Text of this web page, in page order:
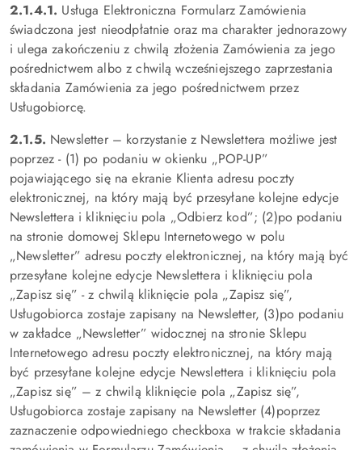
2.1.4.1. Usługa Elektroniczna Formularz Zamówienia
świadczona jest nieodpłatnie oraz ma charakter jednorazowy
i ulega zakończeniu z chwilą złożenia Zamówienia za jego
pośrednictwem albo z chwilą wcześniejszego zaprzestania
składania Zamówienia za jego pośrednictwem przez
Usługobiorcę.
2.1.5. Newsletter – korzystanie z Newslettera możliwe jest
poprzez - (1) po podaniu w okienku „POP-UP”
pojawiającego się na ekranie Klienta adresu poczty
elektronicznej, na który mają być przesyłane kolejne edycje
Newslettera i kliknięciu pola „Odbierz kod”; (2)po podaniu
na stronie domowej Sklepu Internetowego w polu
„Newsletter” adresu poczty elektronicznej, na który mają być
przesyłane kolejne edycje Newslettera i kliknięciu pola
„Zapisz się” - z chwilą kliknięcie pola „Zapisz się”,
Usługobiorca zostaje zapisany na Newsletter, (3)po podaniu
w zakładce „Newsletter” widocznej na stronie Sklepu
Internetowego adresu poczty elektronicznej, na który mają
być przesyłane kolejne edycje Newslettera i kliknięciu pola
„Zapisz się” – z chwilą kliknięcie pola „Zapisz się”,
Usługobiorca zostaje zapisany na Newsletter (4)poprzez
zaznaczenie odpowiedniego checkboxa w trakcie składania